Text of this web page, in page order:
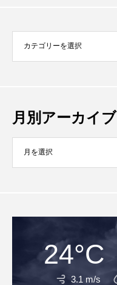
月別アーカイブ
ブ
24°C
3.1 m/s